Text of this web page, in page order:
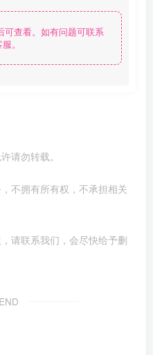
查看。如有问题可联系
。
请勿转载。
不拥有所有权，不承担相关
请联系我们，会尽快给予删